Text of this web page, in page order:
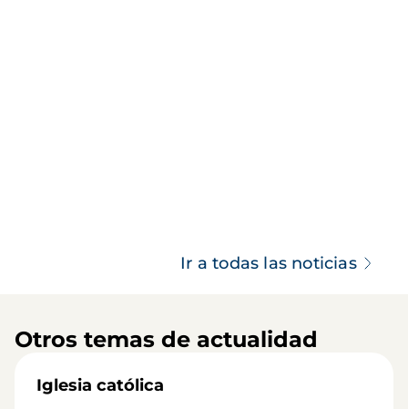
Ir a todas las noticias
Otros temas de actualidad
Iglesia católica